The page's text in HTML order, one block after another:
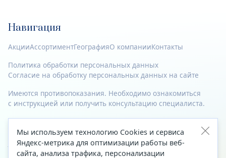
Навигация
АкцииАссортиментГеографияО компанииКонтакты
Политика обработки персональных данных
Согласие на обработку персональных данных на сайте
Имеются противопоказания. Необходимо ознакомиться
с инструкцией или получить консультацию специалиста.
© 2023—2026 Все права защищены.
Адрес
Мы используем технологию Cookies и сервиса
Яндекс-метрика для оптимизации работы веб-
сайта, анализа трафика, персонализации